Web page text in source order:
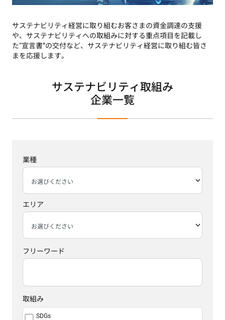
サステナビリティ経営に取り組むお客さまの資金調達の支援
や、サステナビリティへの取組みに対する重点項目を記載し
た“宣言書”の交付など、サステナビリティ経営に取り組む皆さ
まを応援します。
サステナビリティ取組み
企業一覧
業種
エリア
フリーワード
取組み
SDGs